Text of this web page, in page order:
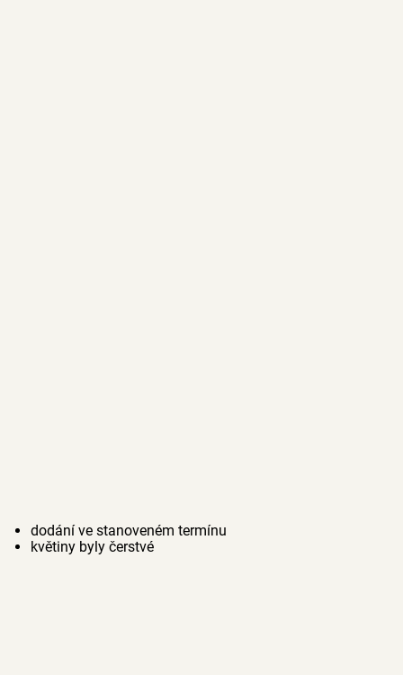
dodání ve stanoveném termínu
květiny byly čerstvé